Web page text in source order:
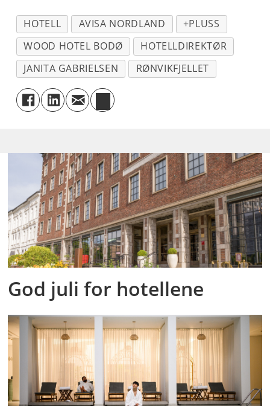
HOTELL AVISA NORDLAND
+PLUSS
WOOD HOTEL BODØ
HOTELLDIREKTØR
JANITA GABRIELSEN
RØNVIKFJELLET
God juli for hotellene